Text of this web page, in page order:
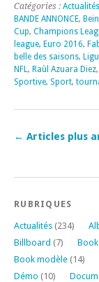
Catégories : Actualités
BANDE ANNONCE, Bein
Cup, Champions
league, Euro 2016,
belle des saisons,
NFL , Raùl Azuara Diez,
Sportive, Sport,
← Articles plus
RUBRIQUES
Actualités (234)
Billboard (7) Book
Book modèle (14)
Démo (10)